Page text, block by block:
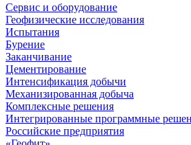
Сервис и оборудование
Геофизические исследования
Испытания
Бурение
Заканчивание
Цементирование
Интенсификация добычи
Механизированная добыча
Комплексные решения
Интегрированные программные
Российские предприятия